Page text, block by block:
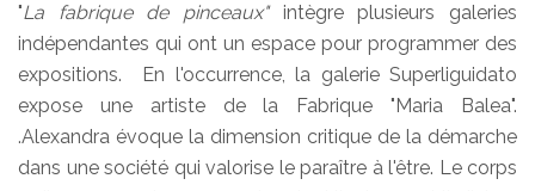
"La fabrique de pinceaux" intègre plusieurs galeries
indépendantes qui ont un espace pour programmer des
expositions. En l'occurrence, la galerie Superliguidato
expose une artiste de la Fabrique "Maria Balea".
.Alexandra évoque la dimension critique de la démarche
dans une société qui valorise le paraître à l'être. Le corps